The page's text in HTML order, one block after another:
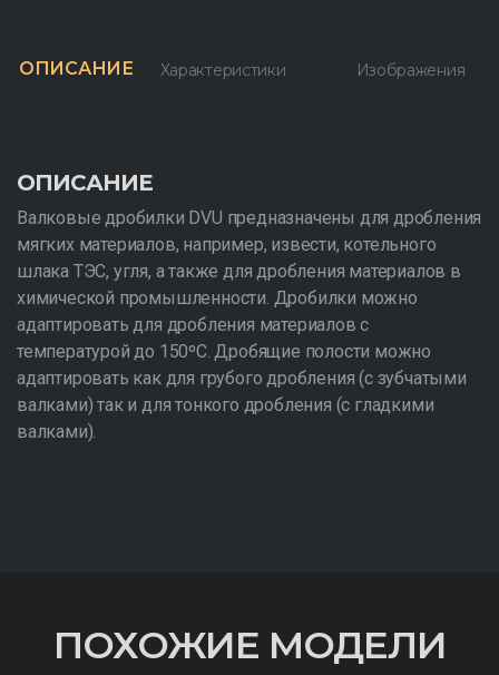
ОПИСАНИЕ Характеристики Изображения
ОПИСАНИЕ
Валковые дробилки DVU предназначены для дробления
мягких материалов, например, извести, котельного
шлака ТЭС, угля, а также для дробления материалов в
химической промышленности. Дробилки можно
адаптировать для дробления материалов с
температурой до 150ºC. Дробящие полости можно
адаптировать как для грубого дробления (с зубчатыми
валками) так и для тонкого дробления (с гладкими
валками).
ПОХОЖИЕ МОДЕЛИ